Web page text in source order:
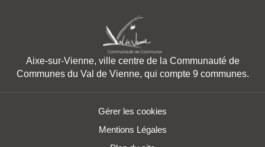
Aixe-sur-Vienne, ville centre de la Communauté de
Communes du Val de Vienne, qui compte 9 communes.
Gérer les cookies
Mentions Légales